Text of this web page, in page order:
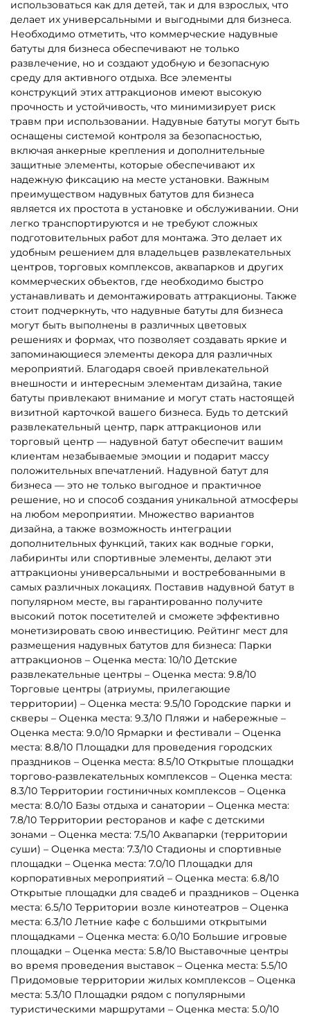
Показать еще
1 3
Другие интересные категории
Батуты для бизнеса в
наличии
Каркасные батуты
Надувные батуты для дома
Недорогие батуты для
бизнеса
Батуты-комплексы для
бизнеса
Батуты-горки для бизнеса
Надувные батуты с
горками для бизнеса
Маленькие батуты для
бизнеса до 20 кв. м